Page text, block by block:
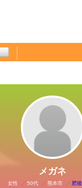
メガネ
女性 50代 熊本市 肥